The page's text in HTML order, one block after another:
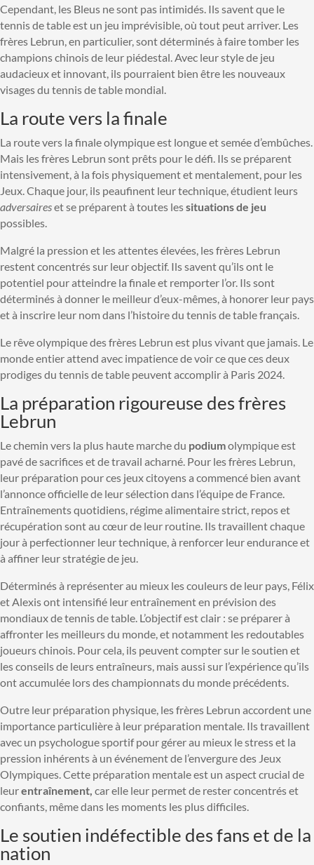
Cependant, les Bleus ne sont pas intimidés. Ils savent que le
tennis de table est un jeu imprévisible, où tout peut arriver. Les
frères Lebrun, en particulier, sont déterminés à faire tomber les
champions chinois de leur piédestal. Avec leur style de jeu
audacieux et innovant, ils pourraient bien être les nouveaux
visages du tennis de table mondial.
La route vers la finale
La route vers la finale olympique est longue et semée d’embûches.
Mais les frères Lebrun sont prêts pour le défi. Ils se préparent
intensivement, à la fois physiquement et mentalement, pour les
Jeux. Chaque jour, ils peaufinent leur technique, étudient leurs
adversaireset se préparent à toutes lessituations de jeu
possibles.
Malgré la pression et les attentes élevées, les frères Lebrun
restent concentrés sur leur objectif. Ils savent qu’ils ont le
potentiel pour atteindre la finale et remporter l’or. Ils sont
déterminés à donner le meilleur d’eux-mêmes, à honorer leur pays
et à inscrire leur nom dans l’histoire du tennis de table français.
Le rêve olympique des frères Lebrun est plus vivant que jamais. Le
monde entier attend avec impatience de voir ce que ces deux
prodiges du tennis de table peuvent accomplir à Paris 2024.
La préparation rigoureuse des frères
Lebrun
Le chemin vers la plus haute marche du podiumolympique est
pavé de sacrifices et de travail acharné. Pour les frères Lebrun,
leur préparation pour ces jeux citoyens a commencé bien avant
l’annonce officielle de leur sélection dans l’équipe de France.
Entraînements quotidiens, régime alimentaire strict, repos et
récupération sont au cœur de leur routine. Ils travaillent chaque
jour à perfectionner leur technique, à renforcer leur endurance et
à affiner leur stratégie de jeu.
Déterminés à représenter au mieux les couleurs de leur pays, Félix
et Alexis ont intensifié leur entraînement en prévision des
mondiaux de tennis de table. L’objectif est clair : se préparer à
affronter les meilleurs du monde, et notamment les redoutables
joueurs chinois. Pour cela, ils peuvent compter sur le soutien et
les conseils de leurs entraîneurs, mais aussi sur l’expérience qu’ils
ont accumulée lors des championnats du monde précédents.
Outre leur préparation physique, les frères Lebrun accordent une
importance particulière à leur préparation mentale. Ils travaillent
avec un psychologue sportif pour gérer au mieux le stress et la
pression inhérents à un événement de l’envergure des Jeux
Olympiques. Cette préparation mentale est un aspect crucial de
leurentraînement, car elle leur permet de rester concentrés et
confiants, même dans les moments les plus difficiles.
Le soutien indéfectible des fans et de la
nation